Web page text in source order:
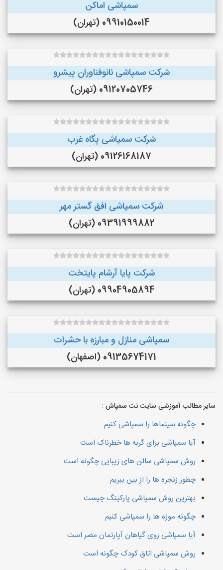
سمپاشی اماکن
09910150014 (تهران)
شرکت سمپاشی نانوفناوران پیشرو
09120705746 (تهران)
شرکت سمپاشی پگاه غرب
09126168187 (تهران)
شرکت سمپاشی افق گستر مهر
09391999882 (تهران)
شرکت پایا آرشام پایتخت
09904905894 (تهران)
سمپاشی منازل و مبارزه با حشرات
09135674171 (اصفهان)
سایر مطالب آموزشی سایت نت سمپاش :
چگونه سینماها را سمپاشی کنیم
آیا سمپاشی برای گربه ها خطرناک است
روش سمپاشی سالن های زیبایی چگونه است
چطور زنجره ها را از بین ببریم
بهترین روش سمپاشی پارکینگ چیست
چگونه موزه ها را سمپاشی کنیم
آیا سمپاشی روی گیاهان آپارتمان مضر است
روش سمپاشی اتاق کودک چگونه است